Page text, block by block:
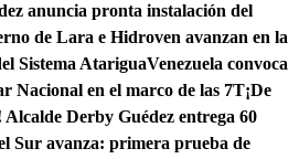
anuncia pronta instalación del
de Lara e Hidroven avanzan en la
Sistema AtariguaVenezuela convoca
Nacional en el marco de las 7T¡De
Derby Guédez entrega 60
Sur avanza: primera prueba de